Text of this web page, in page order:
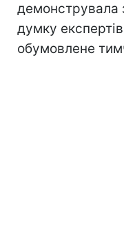
демонструвала
думку
обумовлене